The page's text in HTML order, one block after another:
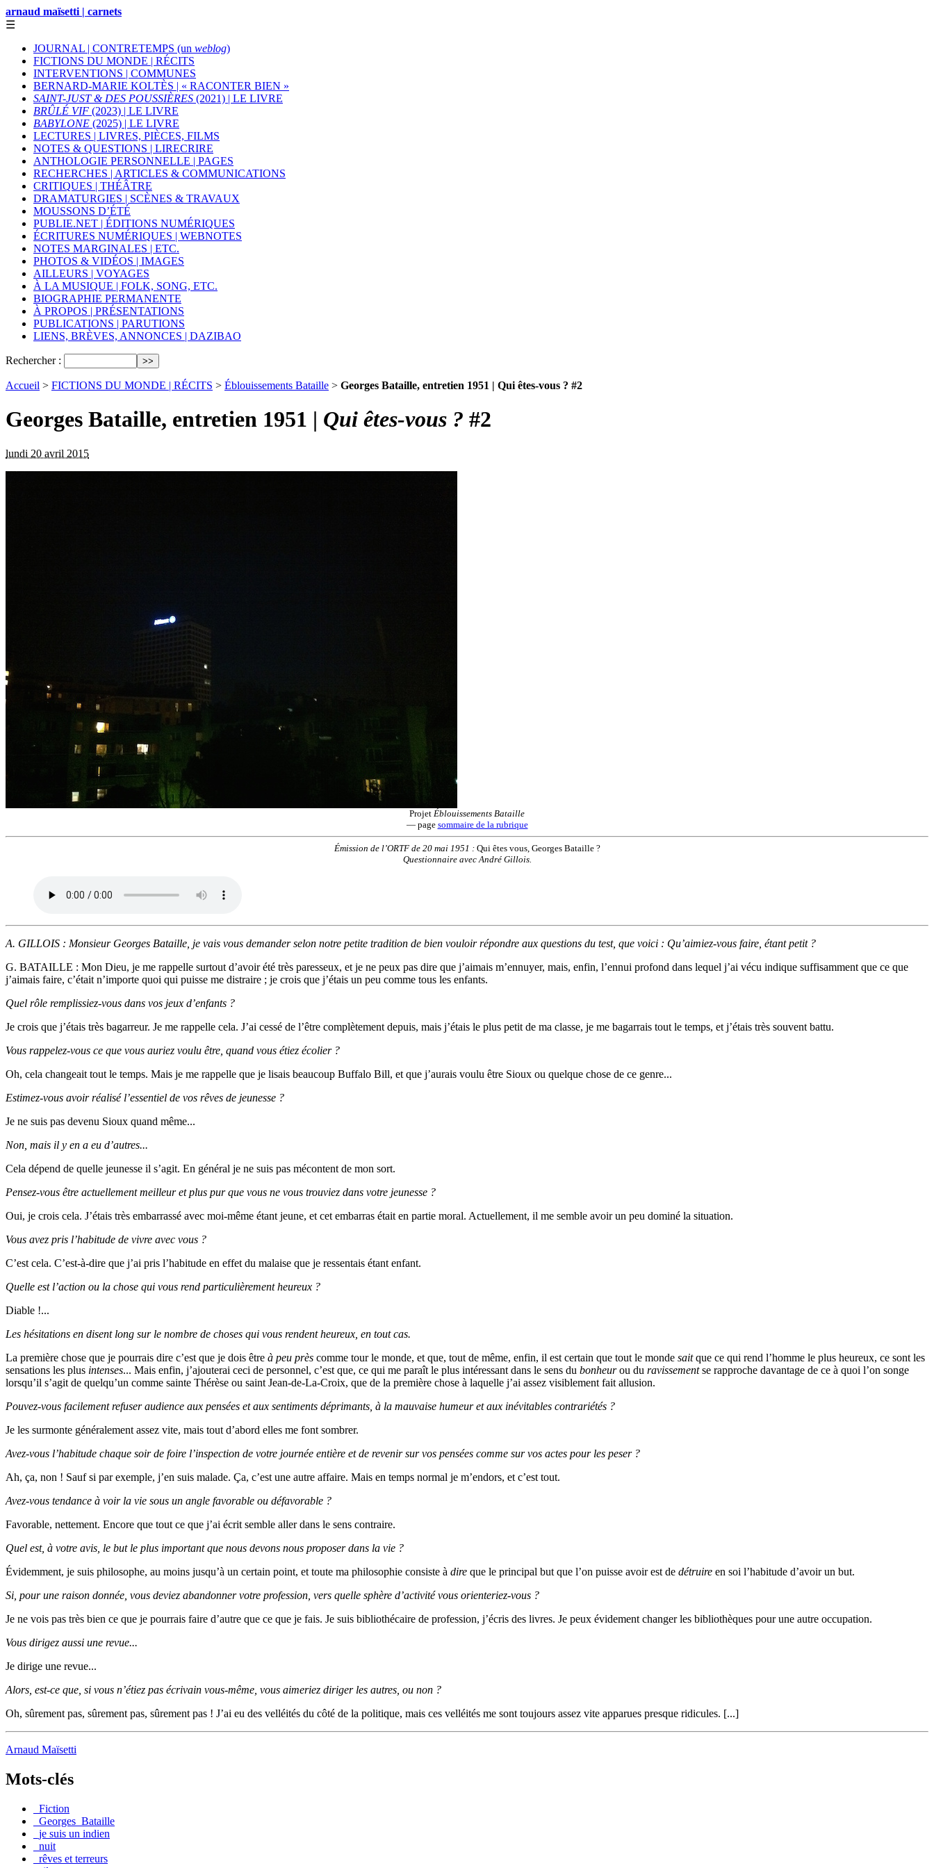
arnaud maïsetti | carnets
☰
JOURNAL | CONTRETEMPS (un weblog)
FICTIONS DU MONDE | RÉCITS
INTERVENTIONS | COMMUNES
BERNARD-MARIE KOLTÈS | « RACONTER BIEN »
SAINT-JUST & DES POUSSIÈRES (2021) | LE LIVRE
BRÛLÉ VIF (2023) | LE LIVRE
BABYLONE (2025) | LE LIVRE
LECTURES | LIVRES, PIÈCES, FILMS
NOTES & QUESTIONS | LIRECRIRE
ANTHOLOGIE PERSONNELLE | PAGES
RECHERCHES | ARTICLES & COMMUNICATIONS
CRITIQUES | THÉÂTRE
DRAMATURGIES | SCÈNES & TRAVAUX
MOUSSONS D’ÉTÉ
PUBLIE.NET | ÉDITIONS NUMÉRIQUES
ÉCRITURES NUMÉRIQUES | WEBNOTES
NOTES MARGINALES | ETC.
PHOTOS & VIDÉOS | IMAGES
AILLEURS | VOYAGES
À LA MUSIQUE | FOLK, SONG, ETC.
BIOGRAPHIE PERMANENTE
À PROPOS | PRÉSENTATIONS
PUBLICATIONS | PARUTIONS
LIENS, BRÈVES, ANNONCES | DAZIBAO
Rechercher :
Accueil > FICTIONS DU MONDE | RÉCITS > Éblouissements Bataille > Georges Bataille, entretien 1951 | Qui êtes-vous ? #2
Georges Bataille, entretien 1951 | Qui êtes-vous ? #2
lundi 20 avril 2015
Projet Éblouissements Bataille
— page sommaire de la rubrique
Émission de l’ORTF de 20 mai 1951 :Qui êtes vous, Georges Bataille ?
Questionnaire avec André Gillois.
A. GILLOIS : Monsieur Georges Bataille, je vais vous demander selon notre petite tradition de bien vouloir répondre aux questions du test, que voici : Qu’aimiez-vous faire, étant petit ?
G. BATAILLE : Mon Dieu, je me rappelle surtout d’avoir été très paresseux, et je ne peux pas dire que j’aimais m’ennuyer, mais, enfin, l’ennui profond dans lequel j’ai vécu indique suffisamment que ce que
j’aimais faire, c’était n’importe quoi qui puisse me distraire ; je crois que j’étais un peu comme tous les enfants.
Quel rôle remplissiez-vous dans vos jeux d’enfants ?
Je crois que j’étais très bagarreur. Je me rappelle cela. J’ai cessé de l’être complètement depuis, mais j’étais le plus petit de ma classe, je me bagarrais tout le temps, et j’étais très souvent battu.
Vous rappelez-vous ce que vous auriez voulu être, quand vous étiez écolier ?
Oh, cela changeait tout le temps. Mais je me rappelle que je lisais beaucoup Buffalo Bill, et que j’aurais voulu être Sioux ou quelque chose de ce genre...
Estimez-vous avoir réalisé l’essentiel de vos rêves de jeunesse ?
Je ne suis pas devenu Sioux quand même...
Non, mais il y en a eu d’autres...
Cela dépend de quelle jeunesse il s’agit. En général je ne suis pas mécontent de mon sort.
Pensez-vous être actuellement meilleur et plus pur que vous ne vous trouviez dans votre jeunesse ?
Oui, je crois cela. J’étais très embarrassé avec moi-même étant jeune, et cet embarras était en partie moral. Actuellement, il me semble avoir un peu dominé la situation.
Vous avez pris l’habitude de vivre avec vous ?
C’est cela. C’est-à-dire que j’ai pris l’habitude en effet du malaise que je ressentais étant enfant.
Quelle est l’action ou la chose qui vous rend particulièrement heureux ?
Diable !...
Les hésitations en disent long sur le nombre de choses qui vous rendent heureux, en tout cas.
La première chose que je pourrais dire c’est que je dois être à peu près comme tour le monde, et que, tout de même, enfin, il est certain que tout le monde saitque ce qui rend l’homme le plus heureux, ce sont les
sensations les plus intenses... Mais enfin, j’ajouterai ceci de personnel, c’est que, ce qui me paraît le plus intéressant dans le sens du bonheurou du ravissementse rapproche davantage de ce à quoi l’on songe
lorsqu’il s’agit de quelqu’un comme sainte Thérèse ou saint Jean-de-La-Croix, que de la première chose à laquelle j’ai assez visiblement fait allusion.
Pouvez-vous facilement refuser audience aux pensées et aux sentiments déprimants, à la mauvaise humeur et aux inévitables contrariétés ?
Je les surmonte généralement assez vite, mais tout d’abord elles me font sombrer.
Avez-vous l’habitude chaque soir de foire l’inspection de votre journée entière et de revenir sur vos pensées comme sur vos actes pour les peser ?
Ah, ça, non ! Sauf si par exemple, j’en suis malade. Ça, c’est une autre affaire. Mais en temps normal je m’endors, et c’est tout.
Avez-vous tendance à voir la vie sous un angle favorable ou défavorable ?
Favorable, nettement. Encore que tout ce que j’ai écrit semble aller dans le sens contraire.
Quel est, à votre avis, le but le plus important que nous devons nous proposer dans la vie ?
Évidemment, je suis philosophe, au moins jusqu’à un certain point, et toute ma philosophie consiste à dire que le principal but que l’on puisse avoir est de détruire en soi l’habitude d’avoir un but.
Si, pour une raison donnée, vous deviez abandonner votre profession, vers quelle sphère d’activité vous orienteriez-vous ?
Je ne vois pas très bien ce que je pourrais faire d’autre que ce que je fais. Je suis bibliothécaire de profession, j’écris des livres. Je peux évidement changer les bibliothèques pour une autre occupation.
Vous dirigez aussi une revue...
Je dirige une revue...
Alors, est-ce que, si vous n’étiez pas écrivain vous-même, vous aimeriez diriger les autres, ou non ?
Oh, sûrement pas, sûrement pas, sûrement pas ! J’ai eu des velléités du côté de la politique, mais ces velléités me sont toujours assez vite apparues presque ridicules. [...]
Arnaud Maïsetti
Mots-clés
_Fiction
_Georges_Bataille
_je suis un indien
_nuit
_rêves et terreurs